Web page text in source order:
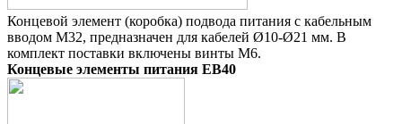
Концевой элемент (коробка) подвода питания с кабельным
вводом M32, предназначен для кабелей Ø10-Ø21 мм. В
комплект поставки включены винты M6.
Концевые элементы питания EB40